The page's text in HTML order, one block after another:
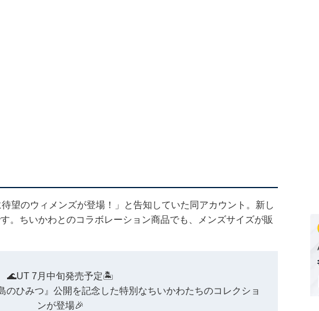
望のウィメンズが登場！」と告知していた同アカウント。新し
。ちいかわとのコラボレーション商品でも、メンズサイズが販
🌊UT 7月中旬発売予定🏝️
のひみつ』公開を記念した特別なちいかわたちのコレクショ
ンが登場🎉